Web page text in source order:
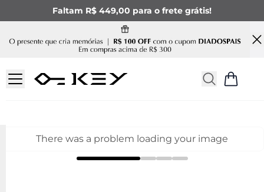
Faltam R$ 449,00 para o frete grátis!
There was a problem loading your image